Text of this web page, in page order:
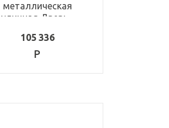
металлическая
уличная Дверь -
105 336